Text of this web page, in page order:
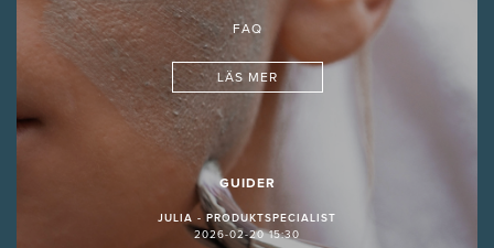
FAQ
LÄS MER
GUIDER
JULIA - PRODUKTSPECIALIST
2026-02-20 15:30